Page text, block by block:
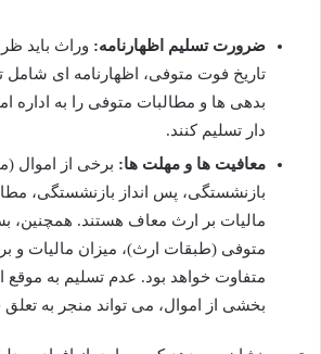
ضرورت تسلیم اظهارنامه: وراث باید
تاریخ فوت متوفی، اظهارنامه ای شامل
بدهی ها و مطالبات متوفی را به اداره
دار تسلیم کنند.
معافیت ها و مهلت ها: برخی از اموال
بازنشستگی، پس انداز بازنشستگی،
مالیات بر ارث معاف هستند. همچنین،
متوفی (طبقات ارث)، میزان مالیات و
متفاوت خواهد بود. عدم تسلیم به موقع
بخشی از اموال، می تواند منجر به